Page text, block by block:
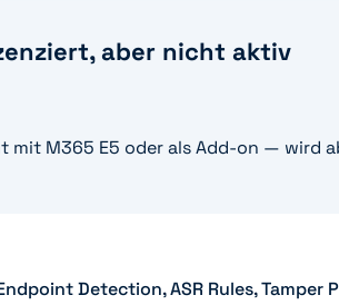
aber nicht aktiv
M365 E5 oder als Add-on — wird
Detection, ASR Rules,